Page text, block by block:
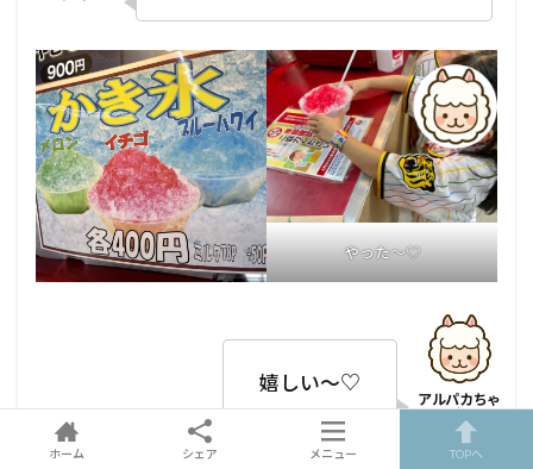
やった～♡
嬉しい～♡
ホーム シェア メニュー TOPへ